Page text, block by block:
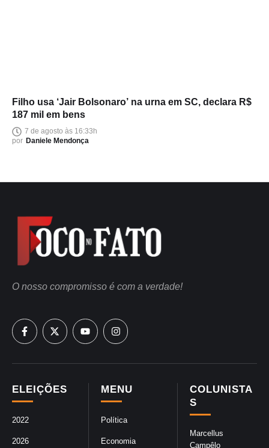
Filho usa ‘Jair Bolsonaro’ na urna em SC, declara R$
187 mil em bens
7 de agosto às 16:33h
por Daniele Mendonça
COLUNISTA
S
Marcellus
Campêlo
MENU
Política
Economia
ELEIÇÕES
2022
2026
O nosso compromisso é com a verdade!